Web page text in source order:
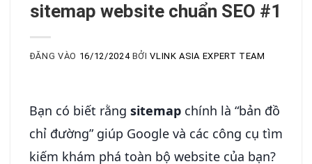
sitemap website chuẩn SEO #1
ĐĂNG VÀO 16/12/2024 BỞIVLINK ASIA EXPERT TEAM
Bạn có biết rằng sitemap chính là “bản đồ
chỉ đường” giúp Google và các công cụ tìm
kiếm khám phá toàn bộ website của bạn?